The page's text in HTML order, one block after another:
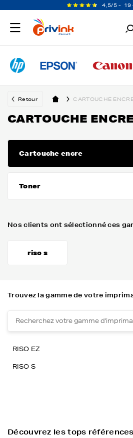
4,5/5 - 19
Retour CARTOUCHE
CARTOUCHE
Cartouche encre
Toner
Nos clients ont sélectionné ces
riso s
Trouvez la gamme de votre
RISO EZ
RISO S
Découvrez les tops